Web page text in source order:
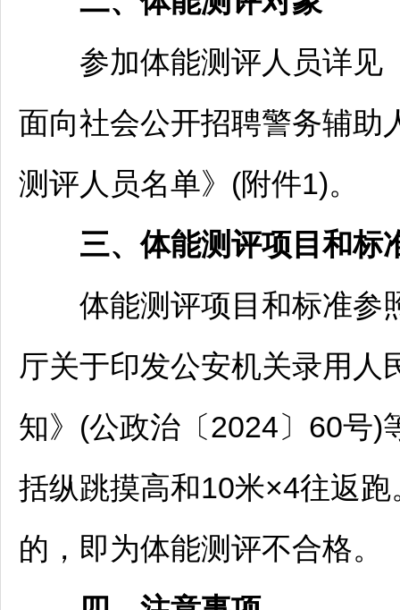
参加体能测评人员详见
面向社会公开招聘警务辅助
测评人员名单》(附件1)。
三、体能测评项目和标
体能测评项目和标准参
厅关于印发公安机关录用人
知》(公政治〔2024〕60号)
括纵跳摸高和10米×4往返
的，即为体能测评不合格。